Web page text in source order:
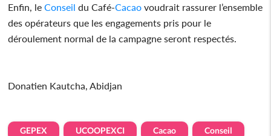
Enfin, leConseil du Café-Cacao voudrait rassurer l’ensemble
des opérateurs que les engagements pris pour le
déroulement normal de la campagne seront respectés.
Donatien Kautcha, Abidjan
GEPEX UCOOPEXCI Cacao Conseil